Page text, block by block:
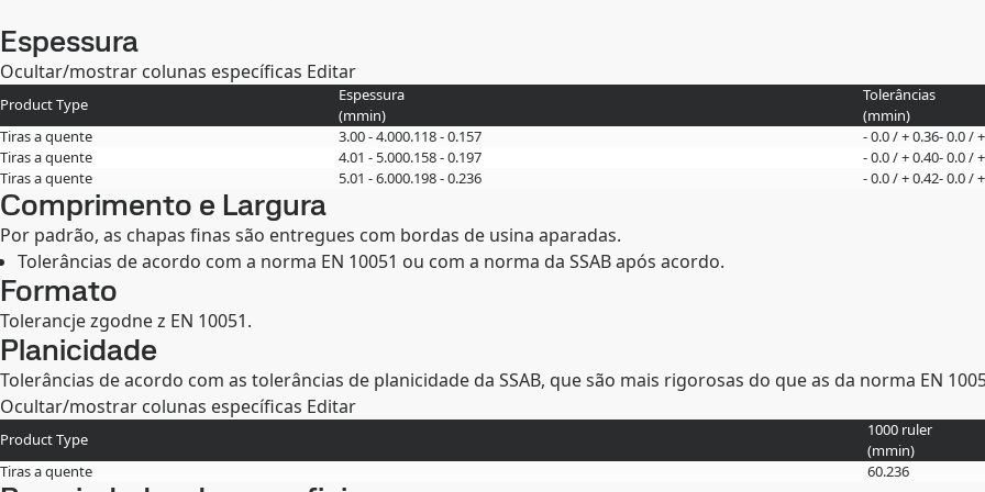
Espessura
Ocultar/mostrar colunas específicas Editar
Product Type
Espessura
(mmin)
Tolerâncias
(mmin)
Tiras a quente
3.00 - 4.000.118 - 0.157 - 0.0 / + 0.36- 0.0 /
Tiras a quente
4.01 - 5.000.158 - 0.197 - 0.0 / + 0.40- 0.0 /
Tiras a quente
5.01 - 6.000.198 - 0.236 - 0.0 / + 0.42- 0.0 /
Comprimento e Largura
Por padrão, as chapas finas são entregues com bordas de usina aparadas.
Tolerâncias de acordo com a norma EN 10051 ou com a norma da SSAB após acordo.
Formato
Tolerancje zgodne z EN 10051.
Planicidade
Tolerâncias de acordo com as tolerâncias de planicidade da SSAB, que são mais rigorosas do que as da norma EN
Ocultar/mostrar colunas específicas Editar
Product Type
1000 ruler
(mmin)
Tiras a quente
60.236